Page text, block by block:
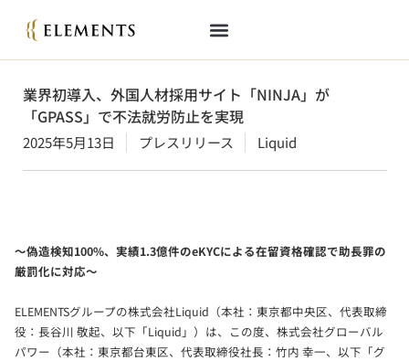
業界初導入、外国人材採用サイト「NINJA」が
「GPASS」で不法就労防止を実現
2025年5月13日 プレスリリース Liquid
～偽造検知100%、実績1.3億件のeKYCによる在留資格確認で助長罪の
厳罰化に対応～
ELEMENTSグループの株式会社Liquid（本社：東京都中央区、代表取締
役：長谷川 敬起、以下「Liquid」）は、この度、株式会社グローバル
パワー（本社：東京都台東区、代表取締役社長：竹内 幸一、以下「グ